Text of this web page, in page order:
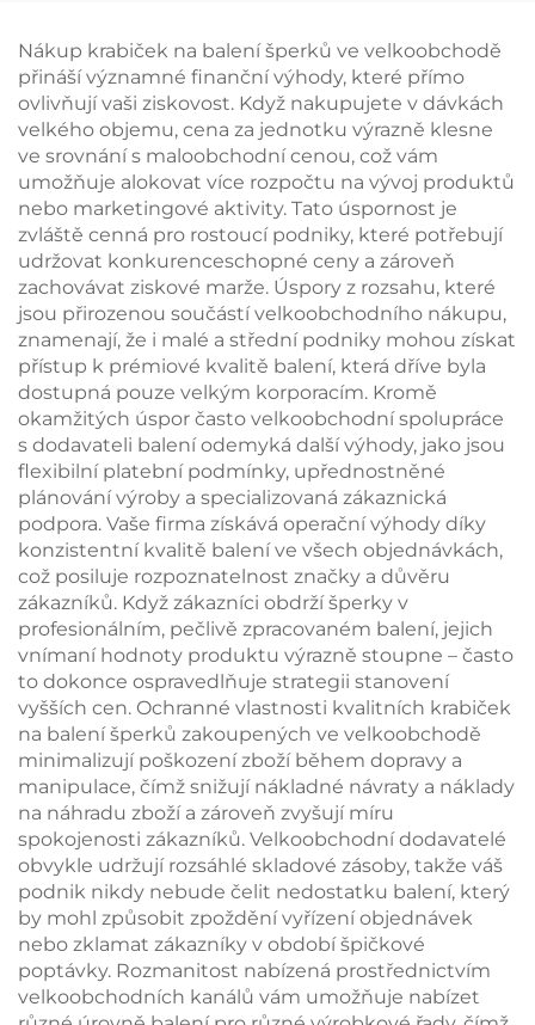
uskladnění šperků s
mašličkovou úchytkou
pro balení náhrdelníků
a prstenů
Nákup krabiček na balení šperků ve velkoobchodě
přináší významné finanční výhody, které přímo
ovlivňují vaši ziskovost. Když nakupujete v dávkách
velkého objemu, cena za jednotku výrazně klesne
ve srovnání s maloobchodní cenou, což vám
umožňuje alokovat více rozpočtu na vývoj produktů
nebo marketingové aktivity. Tato úspornost je
zvláště cenná pro rostoucí podniky, které potřebují
udržovat konkurenceschopné ceny a zároveň
zachovávat ziskové marže. Úspory z rozsahu, které
jsou přirozenou součástí velkoobchodního nákupu,
znamenají, že i malé a střední podniky mohou získat
přístup k prémiové kvalitě balení, která dříve byla
dostupná pouze velkým korporacím. Kromě
okamžitých úspor často velkoobchodní spolupráce
s dodavateli balení odemyká další výhody, jako jsou
flexibilní platební podmínky, upřednostněné
plánování výroby a specializovaná zákaznická
podpora. Vaše firma získává operační výhody díky
konzistentní kvalitě balení ve všech objednávkách,
což posiluje rozpoznatelnost značky a důvěru
zákazníků. Když zákazníci obdrží šperky v
profesionálním, pečlivě zpracovaném balení, jejich
vnímaní hodnoty produktu výrazně stoupne – často
to dokonce ospravedlňuje strategii stanovení
vyšších cen. Ochranné vlastnosti kvalitních krabiček
na balení šperků zakoupených ve velkoobchodě
minimalizují poškození zboží během dopravy a
manipulace, čímž snižují nákladné návraty a náklady
na náhradu zboží a zároveň zvyšují míru
spokojenosti zákazníků. Velkoobchodní dodavatelé
obvykle udržují rozsáhlé skladové zásoby, takže váš
podnik nikdy nebude čelit nedostatku balení, který
by mohl způsobit zpoždění vyřízení objednávek
nebo zklamat zákazníky v období špičkové
poptávky. Rozmanitost nabízená prostřednictvím
velkoobchodních kanálů vám umožňuje nabízet